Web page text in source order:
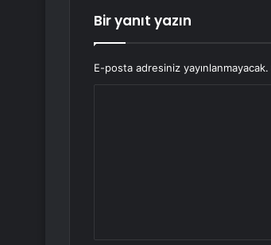
Bir yanıt yazın
E-posta adresiniz yayınlanmayacak.